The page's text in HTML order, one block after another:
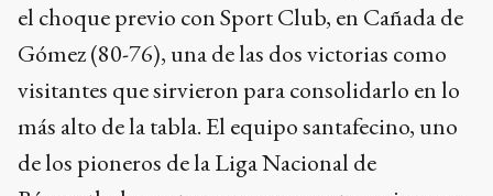
el choque previo con Sport Club, en Cañada de
Gómez (80-76), una de las dos victorias como
visitantes que sirvieron para consolidarlo en lo
más alto de la tabla. El equipo santafecino, uno
de los pioneros de la Liga Nacional de